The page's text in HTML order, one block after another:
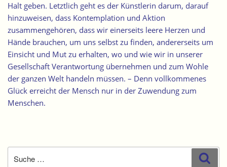
Halt geben. Letztlich geht es der Künstlerin darum, darauf
hinzuweisen, dass Kontemplation und Aktion
zusammengehören, dass wir einerseits leere Herzen und
Hände brauchen, um uns selbst zu finden, andererseits um
Einsicht und Mut zu erhalten, wo und wie wir in unserer
Gesellschaft Verantwortung übernehmen und zum Wohle
der ganzen Welt handeln müssen. – Denn vollkommenes
Glück erreicht der Mensch nur in der Zuwendung zum
Menschen.
nach: